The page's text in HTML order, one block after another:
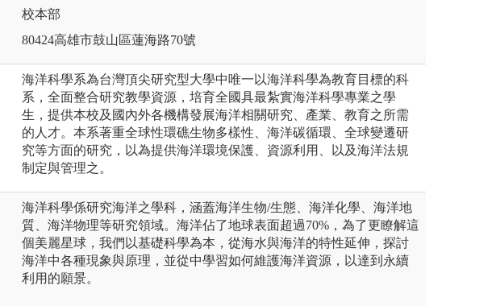
校本部
80424高雄市鼓山區蓮海路70號
海洋科學系為台灣頂尖研究型大學中唯一以海洋科學為教育目標的科
系，全面整合研究教學資源，培育全國具最紮實海洋科學專業之學
生，提供本校及國內外各機構發展海洋相關研究、產業、教育之所需
的人才。本系著重全球性環礁生物多樣性、海洋碳循環、全球變遷研
究等方面的研究，以為提供海洋環境保護、資源利用、以及海洋法規
制定與管理之。
海洋科學係研究海洋之學科，涵蓋海洋生物/生態、海洋化學、海洋地
質、海洋物理等研究領域。海洋佔了地球表面超過70%，為了更瞭解這
個美麗星球，我們以基礎科學為本，從海水與海洋的特性延伸，探討
海洋中各種現象與原理，並從中學習如何維護海洋資源，以達到永續
利用的願景。